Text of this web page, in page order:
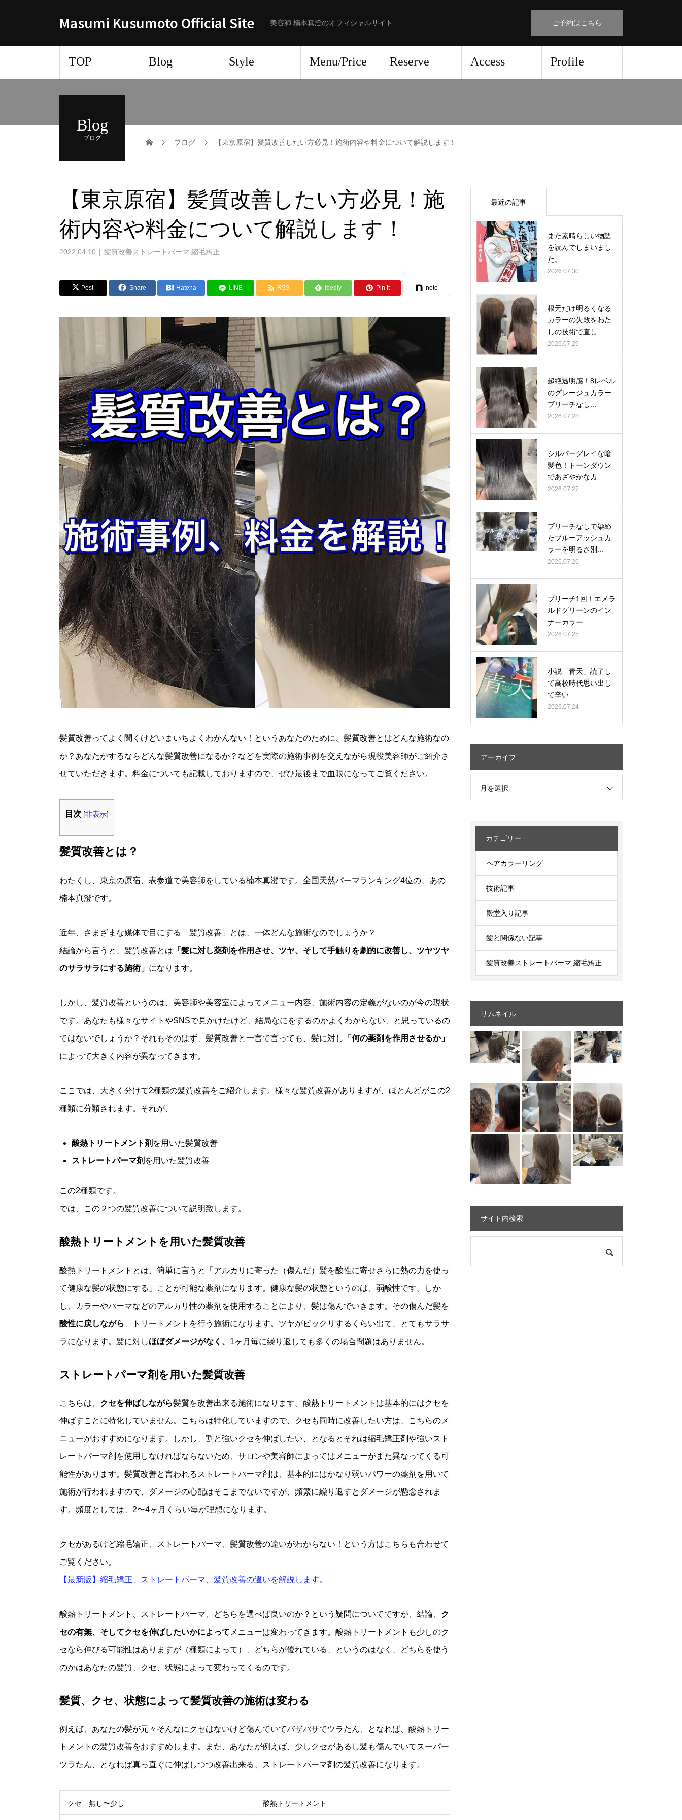
Masumi Kusumoto Official Site 美容師 楠本真澄のオフィシャルサイト ご予約はこちら
TOP Blog Style Menu/Price Reserve Access Profile
Blog
ブログ
ブログ 【東京原宿】髪質改善したい方必見！施術内容や料金について解説します！
【東京原宿】髪質改善したい方必見！施
術内容や料金について解説します！
2022.04.10 髪質改善ストレートパーマ 縮毛矯正
Post Share Hatena LINE RSS feedly Pin it note
髪質改善ってよく聞くけどいまいちよくわかんない！というあなたのために、髪質改善とはどんな施術なの
か？あなたがするならどんな髪質改善になるか？などを実際の施術事例を交えながら現役美容師がご紹介さ
せていただきます。料金についても記載しておりますので、ぜひ最後まで血眼になってご覧ください。
目次 [非表示]
髪質改善とは？
わたくし、東京の原宿、表参道で美容師をしている楠本真澄です。全国天然パーマランキング4位の、あの
楠本真澄です。
近年、さまざまな媒体で目にする「髪質改善」とは、一体どんな施術なのでしょうか？
結論から言うと、髪質改善とは 「髪に対し薬剤を作用させ、ツヤ、そして手触りを劇的に改善し、ツヤツヤ
のサラサラにする施術」 になります。
しかし、髪質改善というのは、美容師や美容室によってメニュー内容、施術内容の定義がないのが今の現状
です。あなたも様々なサイトやSNSで見かけたけど、結局なにをするのかよくわからない、と思っているの
ではないでしょうか？それもそのはず、髪質改善と一言で言っても、髪に対し 「何の薬剤を作用させるか」
によって大きく内容が異なってきます。
ここでは、大きく分けて2種類の髪質改善をご紹介します。様々な髪質改善がありますが、ほとんどがこの2
種類に分類されます。それが、
酸熱トリートメント剤 を用いた髪質改善
ストレートパーマ剤 を用いた髪質改善
この2種類です。
では、この２つの髪質改善について説明致します。
酸熱トリートメントを用いた髪質改善
酸熱トリートメントとは、簡単に言うと「アルカリに寄った（傷んだ）髪を酸性に寄せさらに熱の力を使っ
て健康な髪の状態にする」ことが可能な薬剤になります。健康な髪の状態というのは、弱酸性です。しか
し、カラーやパーマなどのアルカリ性の薬剤を使用することにより、髪は傷んでいきます。その傷んだ髪を
酸性に戻しながら 、トリートメントを行う施術になります。ツヤがビックリするくらい出て、とてもサラサ
ラになります。髪に対しほぼダメージがなく、 1ヶ月毎に繰り返しても多くの場合問題はありません。
ストレートパーマ剤を用いた髪質改善
こちらは、 クセを伸ばしながら髪質を改善出来る施術になります。酸熱トリートメントは基本的にはクセを
伸ばすことに特化していません。こちらは特化していますので、クセも同時に改善したい方は、こちらのメ
ニューがおすすめになります。しかし、割と強いクセを伸ばしたい、となるとそれは縮毛矯正剤や強いスト
レートパーマ剤を使用しなければならないため、サロンや美容師によってはメニューがまた異なってくる可
能性があります。髪質改善と言われるストレートパーマ剤は、基本的にはかなり弱いパワーの薬剤を用いて
施術が行われますので、ダメージの心配はそこまでないですが、頻繁に繰り返すとダメージが懸念されま
す。頻度としては、2〜4ヶ月くらい毎が理想になります。
クセがあるけど縮毛矯正、ストレートパーマ、髪質改善の違いがわからない！という方はこちらも合わせて
ご覧ください。
【最新版】縮毛矯正、ストレートパーマ、髪質改善の違いを解説します。
酸熱トリートメント、ストレートパーマ、どちらを選べば良いのか？という疑問についてですが、結論、 ク
セの有無、そしてクセを伸ばしたいかによって メニューは変わってきます。酸熱トリートメントも少しのク
セなら伸びる可能性はありますが（種類によって）、どちらが優れている、というのはなく、どちらを使う
のかはあなたの髪質、クセ、状態によって変わってくるのです。
髪質、クセ、状態によって髪質改善の施術は変わる
例えば、あなたの髪が元々そんなにクセはないけど傷んでいてバザバサでツラたん、となれば、酸熱トリー
トメントの髪質改善をおすすめします。また、あなたが例えば、少しクセがあるし髪も傷んでいてスーパー
ツラたん、となれば真っ直ぐに伸ばしつつ改善出来る、ストレートパーマ剤の髪質改善になります。
クセ 無し〜少し 酸熱トリートメント
最近の記事
また素晴らしい物語
を読んでしまいまし
た。
2026.07.30
根元だけ明るくなる
カラーの失敗をわた
しの技術で直し...
2026.07.29
超絶透明感！8レベル
のグレージュカラー
ブリーチなし...
2026.07.28
シルバーグレイな暗
髪色！トーンダウン
であざやかなカ...
2026.07.27
ブリーチなしで染め
たブルーアッシュカ
ラーを明るさ別...
2026.07.26
ブリーチ1回！エメラ
ルドグリーンのイン
ナーカラー
2026.07.25
小説「青天」読了し
て高校時代思い出し
て辛い
2026.07.24
アーカイブ
月を選択
カテゴリー
ヘアカラーリング
技術記事
殿堂入り記事
髪と関係ない記事
髪質改善ストレートパーマ 縮毛矯正
サムネイル
サイト内検索